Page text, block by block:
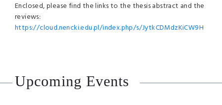
Enclosed, please find the links to the thesis abstract and the
reviews:
https://cloud.nencki.edu.pl/index.php/s/JytkCDMdzKiCW9H
Upcoming Events